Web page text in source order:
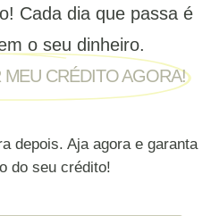
Cada dia que passa é
o seu dinheiro.
CRÉDITO AGORA!
depois. Aja agora e garanta
do seu crédito!